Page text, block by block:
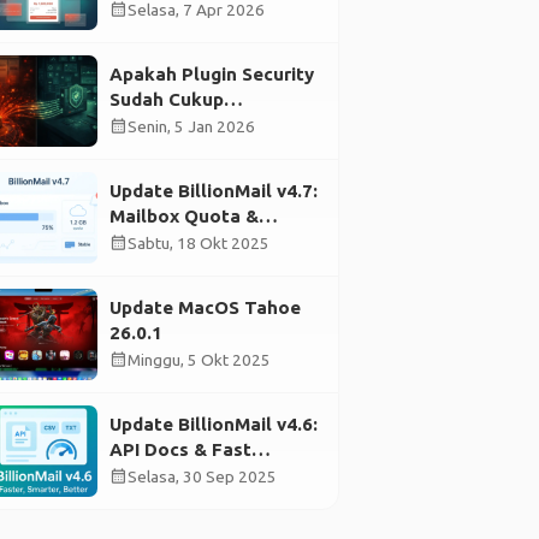
Payment Link
calendar_monthSelasa, 7 Apr 2026
Apakah Plugin Security
Sudah Cukup
Mengamankan
calendar_monthSenin, 5 Jan 2026
Update BillionMail v4.7:
Mailbox Quota &
Stability Improvements
calendar_monthSabtu, 18 Okt 2025
Update MacOS Tahoe
26.0.1
calendar_monthMinggu, 5 Okt 2025
Update BillionMail v4.6:
API Docs & Fast
Validation
calendar_monthSelasa, 30 Sep 2025